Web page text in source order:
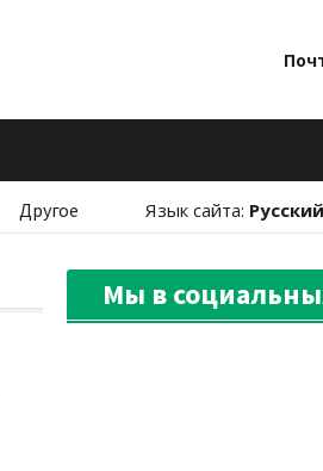
Другое Язык сайта: Русский
Мы в